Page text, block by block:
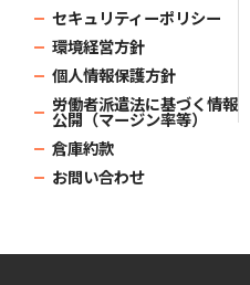
セキュリティーポリシー
環境経営方針
個人情報保護方針
労働者派遣法に基づく情報
公開（マージン率等）
倉庫約款
お問い合わせ